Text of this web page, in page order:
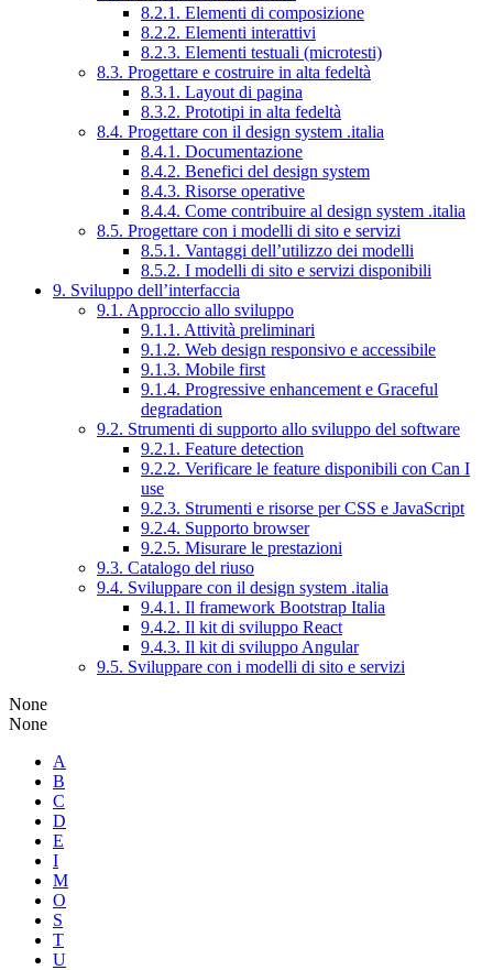
8.2.1. Elementi di composizione
8.2.2. Elementi interattivi
8.2.3. Elementi testuali (microtesti)
8.3. Progettare e costruire in alta fedeltà
8.3.1. Layout di pagina
8.3.2. Prototipi in alta fedeltà
8.4. Progettare con il design system .italia
8.4.1. Documentazione
8.4.2. Benefici del design system
8.4.3. Risorse operative
8.4.4. Come contribuire al design system .italia
8.5. Progettare con i modelli di sito e servizi
8.5.1. Vantaggi dell’utilizzo dei modelli
8.5.2. I modelli di sito e servizi disponibili
9. Sviluppo dell’interfaccia
9.1. Approccio allo sviluppo
9.1.1. Attività preliminari
9.1.2. Web design responsivo e accessibile
9.1.3. Mobile first
9.1.4. Progressive enhancement e Graceful
degradation
9.2. Strumenti di supporto allo sviluppo del software
9.2.1. Feature detection
9.2.2. Verificare le feature disponibili con Can I
use
9.2.3. Strumenti e risorse per CSS e JavaScript
9.2.4. Supporto browser
9.2.5. Misurare le prestazioni
9.3. Catalogo del riuso
9.4. Sviluppare con il design system .italia
9.4.1. Il framework Bootstrap Italia
9.4.2. Il kit di sviluppo React
9.4.3. Il kit di sviluppo Angular
9.5. Sviluppare con i modelli di sito e servizi
None
None
A
B
C
D
E
I
M
O
S
T
U